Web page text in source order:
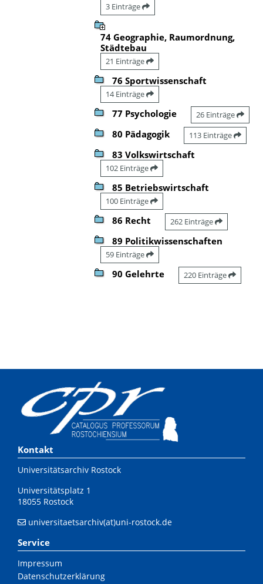
3 Einträge
74 Geographie, Raumordnung,
Städtebau
21 Einträge
76 Sportwissenschaft
14 Einträge
77 Psychologie 26 Einträge
80 Pädagogik 113 Einträge
83 Volkswirtschaft
102 Einträge
85 Betriebswirtschaft
100 Einträge
86 Recht 262 Einträge
89 Politikwissenschaften
59 Einträge
90 Gelehrte 220 Einträge
Kontakt
Universitätsarchiv Rostock
Universitätsplatz 1
18055 Rostock
universitaetsarchiv(at)uni-rostock.de
Service
Impressum
Datenschutzerklärung